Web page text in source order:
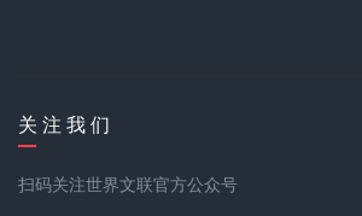
关 注 我 们
扫码关注世界文联官方公众号